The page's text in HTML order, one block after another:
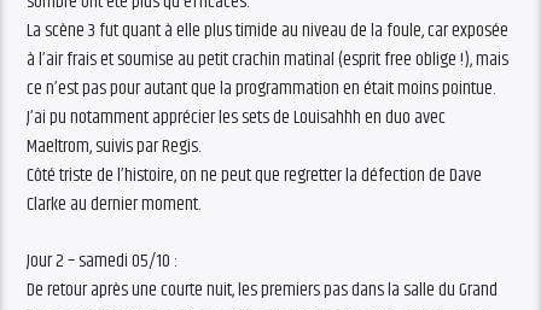
La scène 3 fut quant à elle plus timide au niveau de la foule, car exposée
à l’air frais et soumise au petit crachin matinal (esprit free oblige !), mais
ce n’est pas pour autant que la programmation en était moins pointue.
J’ai pu notamment apprécier les sets de Louisahhh en duo avec
Maeltrom, suivis par Regis.
Côté triste de l’histoire, on ne peut que regretter la défection de Dave
Clarke au dernier moment.
Jour 2 – samedi 05/10 :
De retour après une courte nuit, les premiers pas dans la salle du Grand